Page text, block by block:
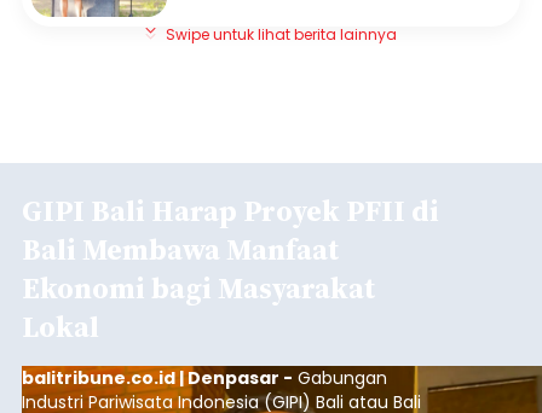
Swipe untuk lihat berita lainnya
GIPI Bali Harap Proyek PFII di
Bali Membawa Manfaat
Ekonomi bagi Masyarakat
Lokal
balitribune.co.id | Denpasar - Gabungan
Industri Pariwisata Indonesia (GIPI) Bali atau Bali